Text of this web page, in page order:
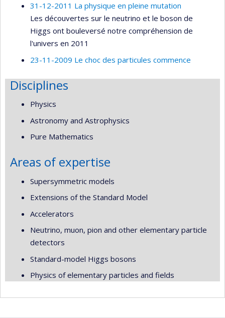
31-12-2011 La physique en pleine mutation
Les découvertes sur le neutrino et le boson de
Higgs ont bouleversé notre compréhension de
l'univers en 2011
23-11-2009 Le choc des particules commence
Disciplines
Physics
Astronomy and Astrophysics
Pure Mathematics
Areas of expertise
Supersymmetric models
Extensions of the Standard Model
Accelerators
Neutrino, muon, pion and other elementary particle
detectors
Standard-model Higgs bosons
Physics of elementary particles and fields